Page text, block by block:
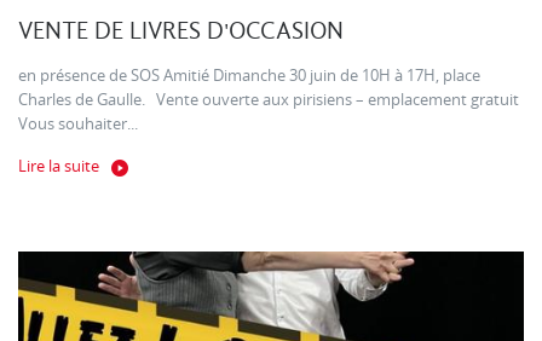
VENTE DE LIVRES D'OCCASION
en présence de SOS Amitié Dimanche 30 juin de 10H à 17H, place
Charles de Gaulle. Vente ouverte aux pirisiens – emplacement gratuit
Vous souhaiter...
Lire la suite